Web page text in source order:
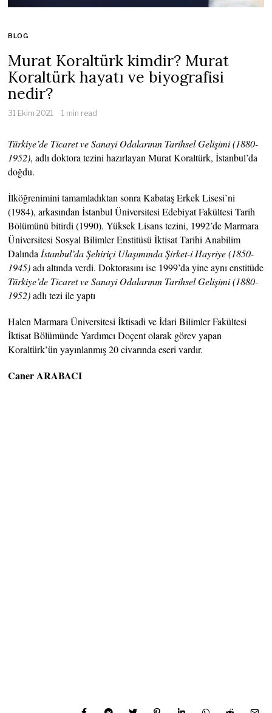
BLOG
Murat Koraltürk kimdir? Murat
Koraltürk hayatı ve biyografisi
nedir?
31 Ekim 2021 1 min read
Türkiye’de Ticaret ve Sanayi Odalarının Tarihsel Gelişimi (1880-
1952), adlı doktora tezini hazırlayan Murat Koraltürk, İstanbul’da
doğdu.
İlköğrenimini tamamladıktan sonra Kabataş Erkek Lisesi’ni
(1984), arkasından İstanbul Üniversitesi Edebiyat Fakültesi Tarih
Bölümünü bitirdi (1990). Yüksek Lisans tezini, 1992’de Marmara
Üniversitesi Sosyal Bilimler Enstitüsü İktisat Tarihi Anabilim
Dalında İstanbul’da Şehiriçi Ulaşımında Şirket-i Hayriye (1850-
1945)adı altında verdi. Doktorasını ise 1999’da yine aynı enstitüde
Türkiye’de Ticaret ve Sanayi Odalarının Tarihsel Gelişimi (1880-
1952)adlı tezi ile yaptı
Halen Marmara Üniversitesi İktisadi ve İdari Bilimler Fakültesi
İktisat Bölümünde Yardımcı Doçent olarak görev yapan
Koraltürk’ün yayınlanmış 20 civarında eseri vardır.
Caner ARABACI